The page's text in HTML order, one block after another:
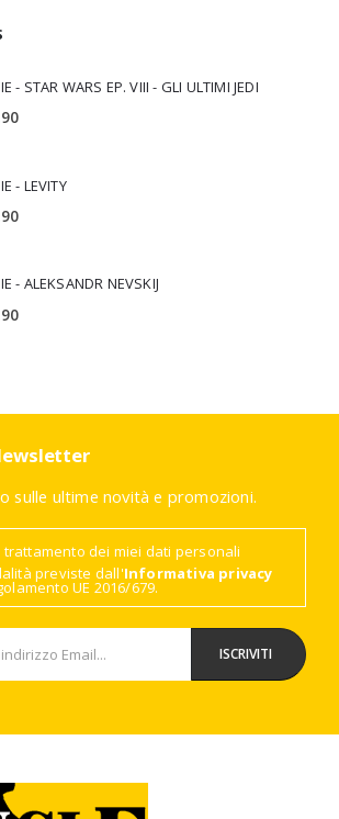
- STAR WARS EP. VIII - GLI ULTIMI JEDI
- LEVITY
- ALEKSANDR NEVSKIJ
sulle ultime novità e promozioni.
trattamento dei miei dati personali
previste dall'Informativa privacy
UE 2016/679.